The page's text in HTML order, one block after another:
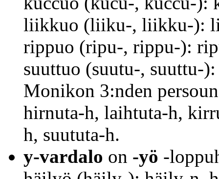
liikkuo (liiku-, liikku-):
rippuo (ripu-, rippu-):
suuttuo (suutu-, suuttu-
Monikon 3:nden
hirnuta-h, laihtuta-h,
h, suututa-h.
y-vardalo on -yö -